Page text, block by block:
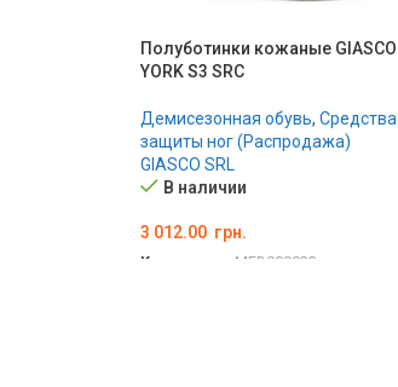
Полуботинки кожаные GIASCO
YORK S3 SRC
Демисезонная обувь, Средства
защиты ног (Распродажа)
GIASCO SRL
В наличии
3 012.00 грн.
Код товара: MED000023